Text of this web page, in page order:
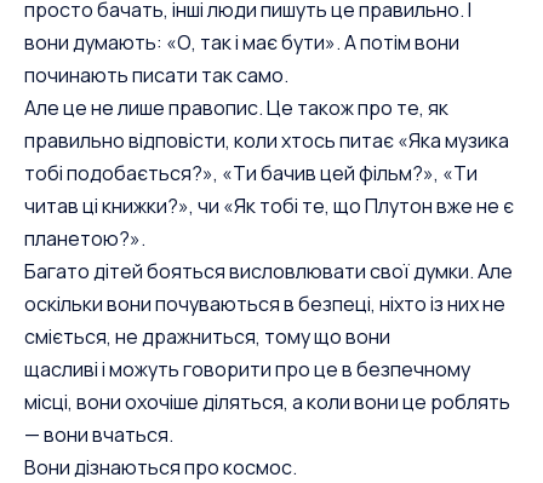
просто бачать, інші люди пишуть це правильно. І
вони думають: «О, так і має бути». А потім вони
починають писати так само.
Але це не лише правопис. Це також про те, як
правильно відповісти, коли хтось питає «Яка музика
тобі подобається?», «Ти бачив цей фільм?», «Ти
читав ці книжки?», чи «Як тобі те, що Плутон вже не є
планетою?».
Багато дітей бояться висловлювати свої думки. Але
оскільки вони почуваються в безпеці, ніхто із них не
сміється, не дражниться, тому що вони
щасливі і можуть говорити про це в безпечному
місці, вони охочіше діляться, а коли вони це роблять
— вони вчаться.
Вони дізнаються про космос.